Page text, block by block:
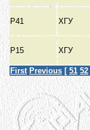
Р41 ХГУ
Р15 ХГУ
First Previous [ 51 52